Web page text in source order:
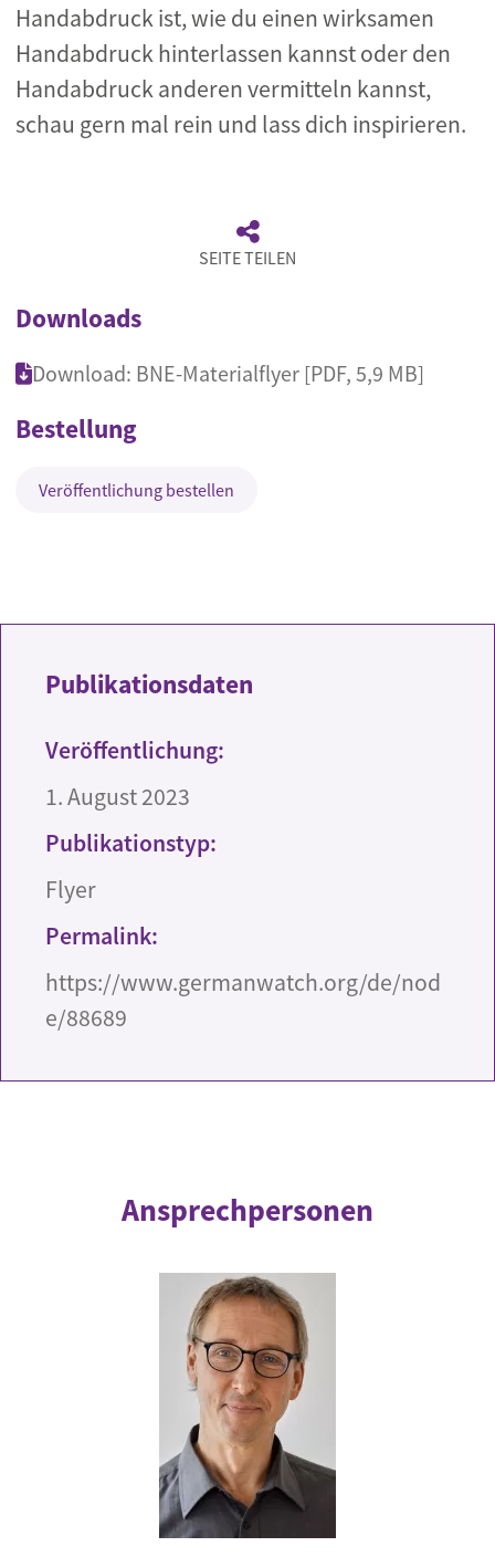
Handabdruck ist, wie du einen wirksamen
Handabdruck hinterlassen kannst oder den
Handabdruck anderen vermitteln kannst,
schau gern mal rein und lass dich inspirieren.
SEITE TEILEN
Downloads
Download: BNE-Materialflyer [PDF, 5,9 MB]
Bestellung
Veröffentlichung bestellen
Publikationsdaten
Veröffentlichung:
1. August 2023
Publikationstyp:
Flyer
Permalink:
https://www.germanwatch.org/de/nod
e/88689
Ansprechpersonen